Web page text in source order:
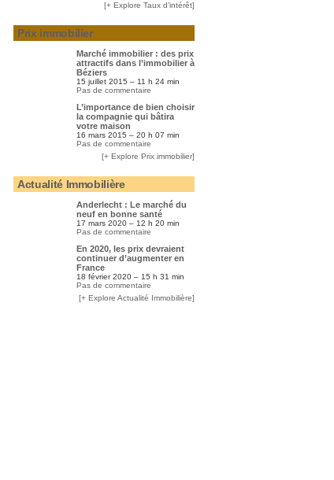
[+ Explore Taux d’intérêt]
Prix immobilier
Marché immobilier : des prix
attractifs dans l’immobilier à
Béziers
15 juillet 2015 – 11 h 24 min
Pas de commentaire
L’importance de bien choisir
la compagnie qui bâtira
votre maison
16 mars 2015 – 20 h 07 min
Pas de commentaire
[+ Explore Prix immobilier]
Actualité Immobilière
Anderlecht : Le marché du
neuf en bonne santé
17 mars 2020 – 12 h 20 min
Pas de commentaire
En 2020, les prix devraient
continuer d’augmenter en
France
18 février 2020 – 15 h 31 min
Pas de commentaire
[+ Explore Actualité Immobilière]